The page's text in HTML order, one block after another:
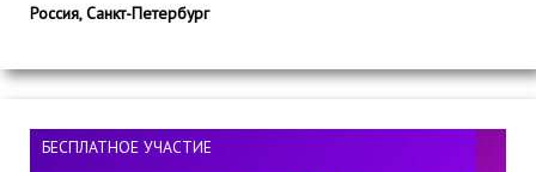
Россия, Санкт-Петербург
БЕСПЛАТНОЕ УЧАСТИЕ